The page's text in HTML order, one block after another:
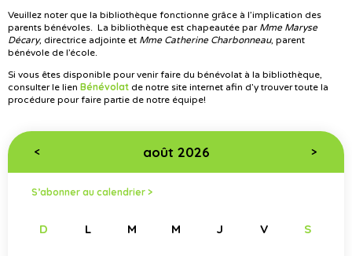
Veuillez noter que la bibliothèque fonctionne grâce à l’implication des
parents bénévoles. La bibliothèque est chapeautée par Mme Maryse
Décary, directrice adjointe et Mme Catherine Charbonneau, parent
bénévole de l’école.
Si vous êtes disponible pour venir faire du bénévolat à la bibliothèque,
consulter le lien Bénévolat de notre site internet afin d’y trouver toute la
procédure pour faire partie de notre équipe!
< août 2026 >
S’abonner au calendrier >
D L M M J V S